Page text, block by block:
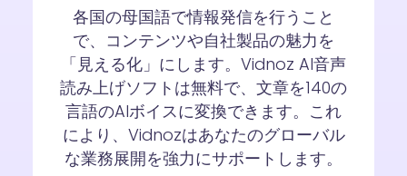
各国の母国語で情報発信を行うこと
で、コンテンツや自社製品の魅力を
「見える化」にします。Vidnoz AI音声
読み上げソフトは無料で、文章を140の
言語のAIボイスに変換できます。これ
により、Vidnozはあなたのグローバル
な業務展開を強力にサポートします。